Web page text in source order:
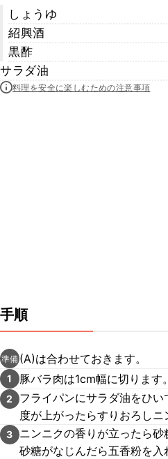
しょうゆ
紹興酒
黒酢
サラダ油
料理を安全に楽しむための注意事項
手順
準備 (A)は合わせておきます。
1 豚バラ肉は1cm幅に切ります。
2
フライパンにサラダ油をひ
度が上がったらすりおろしニ
3
ニンニクの香りが立ったら砂
砂糖がなじんだら五香粉を入